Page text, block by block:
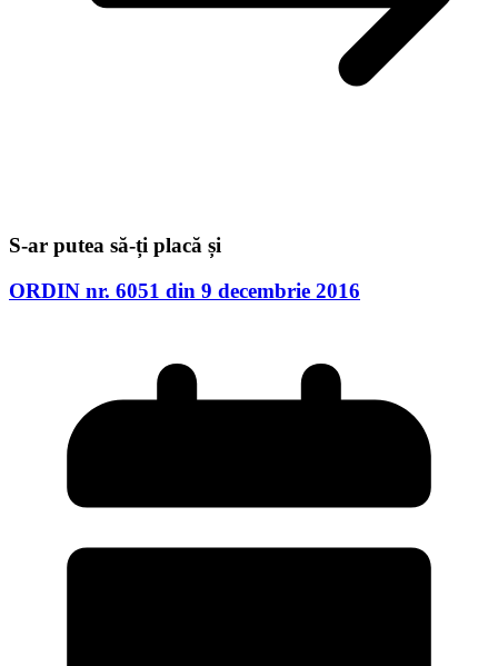
S-ar putea să-ți placă și
ORDIN nr. 6051 din 9 decembrie 2016